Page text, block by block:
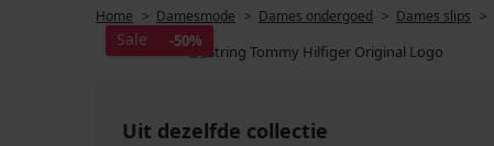
Home
Damesmode Dames ondergoed Dames slips
Sale -50%
Uit dezelfde collectie